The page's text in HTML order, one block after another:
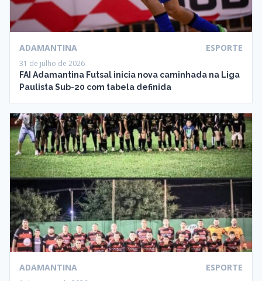
ADAMANTINA ESPORTE
31 de julho de 2026
FAI Adamantina Futsal inicia nova caminhada na Liga
Paulista Sub-20 com tabela definida
ADAMANTINA ESPORTE